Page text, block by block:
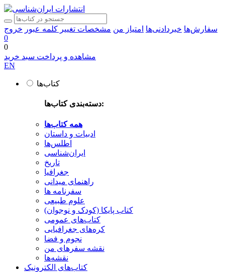
سفارش‌ها خبردادنی‌ها امتیاز من مشخصات تغییر کلمه عبور خروج
0
0
مشاهده و پرداخت سبد خرید
EN
کتاب‌ها
دسته‌بندی کتاب‌ها:
همه کتاب‌ها
ادبیات و داستان
اطلس‌ها
ایران‌شناسی
تاریخ
جغرافیا
راهنمای میدانی
سفرنامه‌ ها
علوم طبیعی
کتاب‌ پایکا (کودک و نوجوان)
کتاب‌های عمومی
کره‌های جغرافیایی
نجوم و فضا
نقشه سفرهای من
نقشه‌ها
کتاب‌های الکترونیک